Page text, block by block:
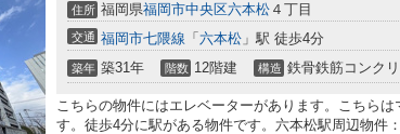
住所 福岡県福岡市中央区六本松 ４丁目
交通 福岡市七隈線 「 六本松 」駅 徒歩4分
築年 築31年 階数 12階建 構造 鉄骨鉄筋コンク
こちらの物件にはエレベーターがあります。こちらは
す。徒歩4分に駅がある物件です。六本松駅周辺物件